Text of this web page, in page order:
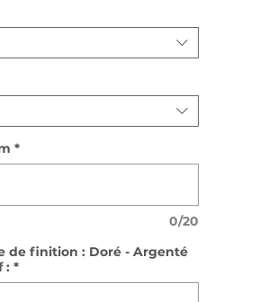
*
0/20
de finition : Doré - Argenté
: *